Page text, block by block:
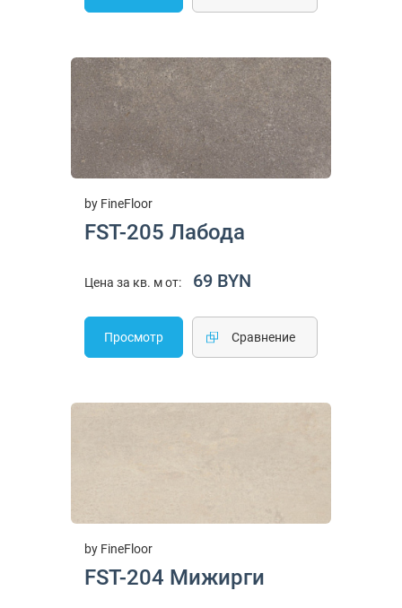
by FineFloor
FST-205 Лабода
Цена за кв. м от: 69 BYN
Просмотр Cравнение
by FineFloor
FST-204 Мижирги